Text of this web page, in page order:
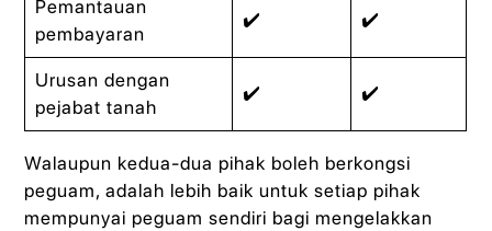
Pemantauan
pembayaran
✔️ ✔️
Urusan dengan
pejabat tanah
✔️ ✔️
Walaupun kedua-dua pihak boleh berkongsi
peguam, adalah lebih baik untuk setiap pihak
mempunyai peguam sendiri bagi mengelakkan